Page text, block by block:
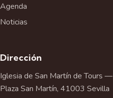
Agenda
Noticias
Dirección
Iglesia de San Martín de Tours —
Plaza San Martín, 41003 Sevilla